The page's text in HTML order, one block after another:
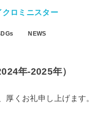
NEWS
年-2025年）
厚くお礼申し上げます。